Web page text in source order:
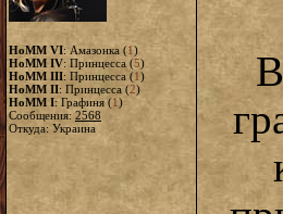
HoMM VI: Амазонка (1)
HoMM IV: Принцесса (5)
HoMM III: Принцесса (1)
HoMM II: Принцесса (2)
HoMM I: Графиня (1)
Сообщения:2568
Откуда: Украина